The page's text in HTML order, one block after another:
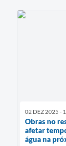
02 DEZ 2025 -
Obras no
afetar
água na